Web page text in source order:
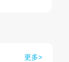
更多>